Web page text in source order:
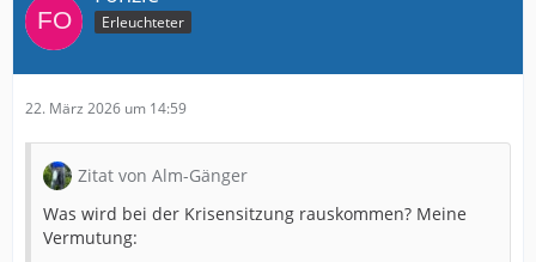
Erleuchteter
22. März 2026 um 14:59
Zitat von Alm-Gänger
Was wird bei der Krisensitzung rauskommen? Meine
Vermutung: